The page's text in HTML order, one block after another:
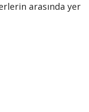
arasında yer